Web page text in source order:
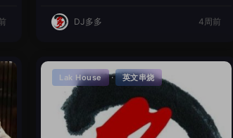
DJ多多 4周前
Lak House · 英文串烧